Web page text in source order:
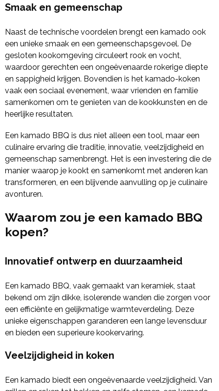
Smaak en gemeenschap
Naast de technische voordelen brengt een kamado ook
een unieke smaak en een gemeenschapsgevoel. De
gesloten kookomgeving circuleert rook en vocht,
waardoor gerechten een ongeëvenaarde rokerige diepte
en sappigheid krijgen. Bovendien is het kamado-koken
vaak een sociaal evenement, waar vrienden en familie
samenkomen om te genieten van de kookkunsten en de
heerlijke resultaten.
Een kamado BBQ is dus niet alleen een tool, maar een
culinaire ervaring die traditie, innovatie, veelzijdigheid en
gemeenschap samenbrengt. Het is een investering die de
manier waarop je kookt en samenkomt met anderen kan
transformeren, en een blijvende aanvulling op je culinaire
avonturen.
Waarom zou je een kamado BBQ
kopen?
Innovatief ontwerp en duurzaamheid
Een kamado BBQ, vaak gemaakt van keramiek, staat
bekend om zijn dikke, isolerende wanden die zorgen voor
een efficiënte en gelijkmatige warmteverdeling. Deze
unieke eigenschappen garanderen een lange levensduur
en bieden een superieure kookervaring.
Veelzijdigheid in koken
Een kamado biedt een ongeëvenaarde veelzijdigheid. Van